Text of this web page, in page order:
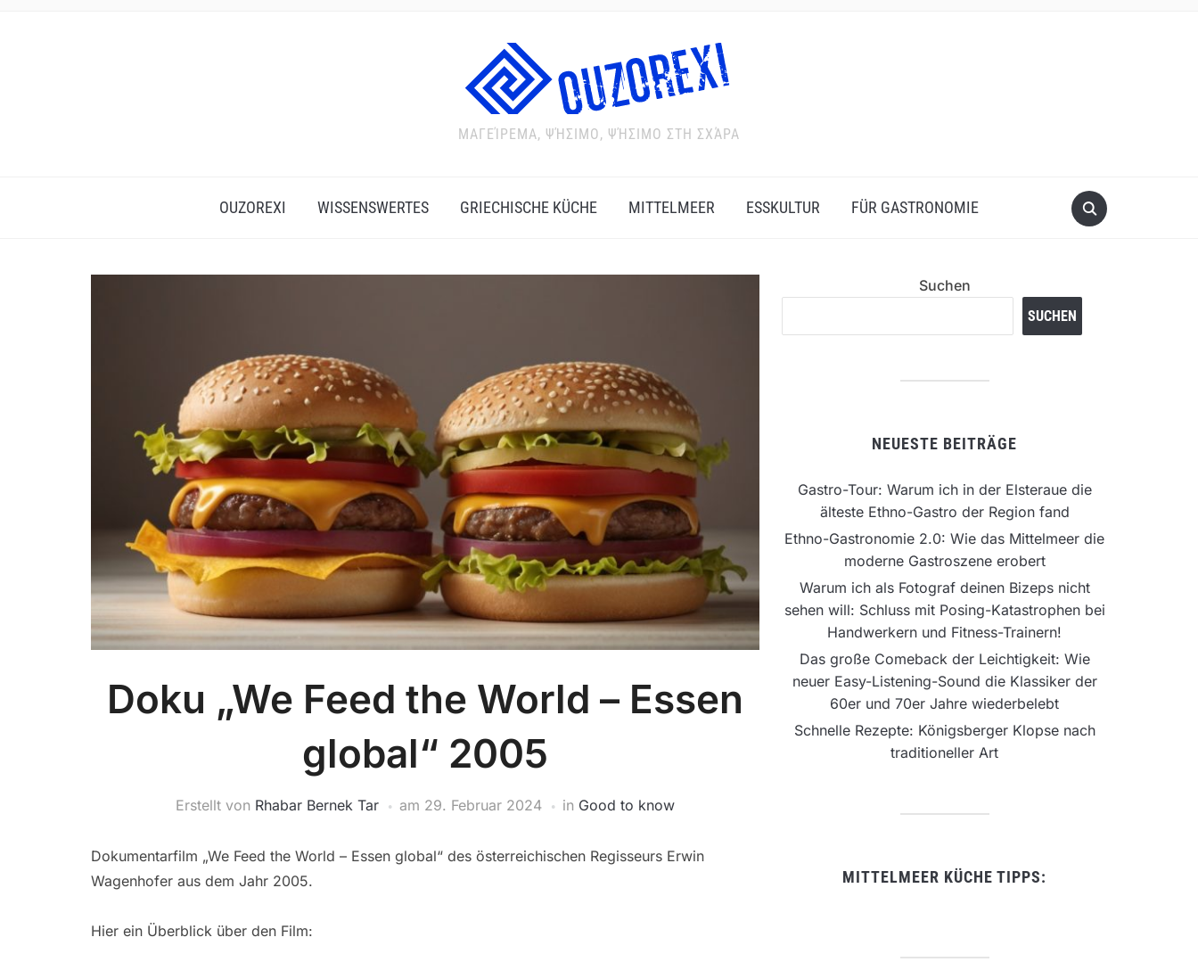
ΜΑΓΕΊΡΕΜΑ, ΨΉΣΙΜΟ, ΨΉΣΙΜΟ ΣΤΗ ΣΧΆΡΑ
OUZOREXI WISSENSWERTES GRIECHISCHE KÜCHE MITTELMEER ESSKULTUR FÜR GASTRONOMIE
Doku „We Feed the World – Essen
global“ 2005
Erstellt von Rhabar Bernek Tar am 29. Februar 2024 in Good to know
Dokumentarfilm „We Feed the World – Essen global“ des österreichischen Regisseurs Erwin
Wagenhofer aus dem Jahr 2005.
Hier ein Überblick über den Film:
Suchen
SUCHEN
NEUESTE BEITRÄGE
Gastro-Tour: Warum ich in der Elsteraue die
älteste Ethno-Gastro der Region fand
Ethno-Gastronomie 2.0: Wie das Mittelmeer die
moderne Gastroszene erobert
Warum ich als Fotograf deinen Bizeps nicht
sehen will: Schluss mit Posing-Katastrophen bei
Handwerkern und Fitness-Trainern!
Das große Comeback der Leichtigkeit: Wie
neuer Easy-Listening-Sound die Klassiker der
60er und 70er Jahre wiederbelebt
Schnelle Rezepte: Königsberger Klopse nach
traditioneller Art
MITTELMEER KÜCHE TIPPS: